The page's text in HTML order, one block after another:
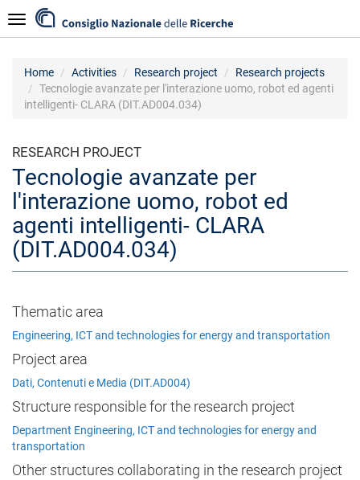
to
main
Navigazione
Home Activities Research project
Research projects
Tecnologie avanzate per l'interazione uomo, robot ed agenti
intelligenti- CLARA (DIT.AD004.034)
RESEARCH PROJECT
Tecnologie avanzate per
l'interazione uomo, robot ed
agenti intelligenti- CLARA
(DIT.AD004.034)
Thematic area
Engineering, ICT and technologies for energy and transportation
Project area
Dati, Contenuti e Media (DIT.AD004)
Structure responsible for the research project
Department Engineering, ICT and technologies for energy and
transportation
Other structures collaborating in the research project